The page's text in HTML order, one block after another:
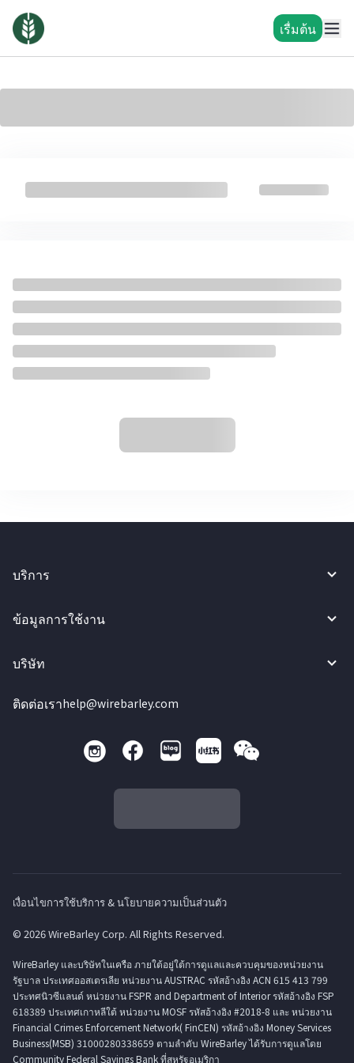
เรื่มต้น
บริการ
ข้อมูลการใช้งาน
บริษัท
ติดต่อเราhelp@wirebarley.com
เงื่อนไขการใช้บริการ & นโยบายความเป็นส่วนตัว
© 2026 WireBarley Corp. All Rights Reserved.
WireBarley และบริษัทในเครือ ภายใต้อยู่ใต้การดูแลและควบคุมของหน่วยงาน
รัฐบาล ประเทศออสเตรเลีย หน่วยงาน AUSTRAC รหัสอ้างอิง ACN 615 413 799
ประทศนิวซีแลนด์ หน่วยงาน FSPR and Department of Interior รหัสอ้างอิง FSP
618389 ประเทศเกาหลีใต้ หน่วยงาน MOSF รหัสอ้างอิง #2018-8 และ หน่วยงาน
Financial Crimes Enforcement Network( FinCEN) รหัสอ้างอิง Money Services
Business(MSB) 31000280338659 ตามลำดับ WireBarley ได้รับการดูแลโดย
Community Federal Savings Bank ที่สหรัฐอเมริกา